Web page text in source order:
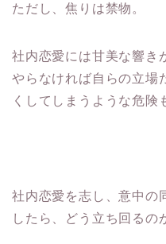
ただし、焦りは禁物。
社内恋愛には甘美な響き
やらなければ自らの立場
くしてしまうような危険
社内恋愛を志し、意中の
したら、どう立ち回るの